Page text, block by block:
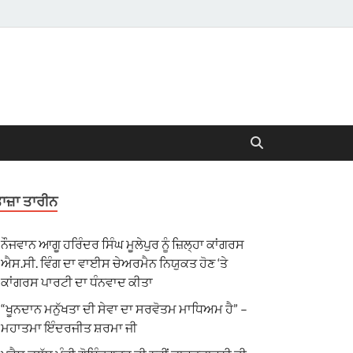
ਤਾਰੀਨ
ਨੌਜਵਾਨ ਆਗੂ ਹਰਿੰਦਰ ਸਿੰਘ ਮੂਲੇਪੁਰ ਨੂੰ ਜ਼ਿਲ੍ਹਾ ਕਾਂਗਰਸ
ਐਸ.ਸੀ. ਵਿੰਗ ਦਾ ਵਾਈਸ ਚੇਅਰਮੈਨ ਨਿਯੁਕਤ ਹੋਣ ‘ਤੇ
ਕਾਂਗਰਸ ਪਾਰਟੀ ਦਾ ਧੰਨਵਾਦ ਕੀਤਾ
“ਖੂਨਦਾਨ ਮਨੁੱਖਤਾ ਦੀ ਸੇਵਾ ਦਾ ਸਰਵੋਤਮ ਮਾਧਿਅਮ ਹੈ” –
ਮਹਾਤਮਾ ਇੰਦਰਜੀਤ ਸ਼ਰਮਾ ਜੀ